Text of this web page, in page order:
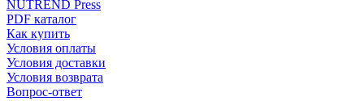
NUTREND Press
PDF каталог
Как купить
Условия оплаты
Условия доставки
Условия возврата
Вопрос-ответ